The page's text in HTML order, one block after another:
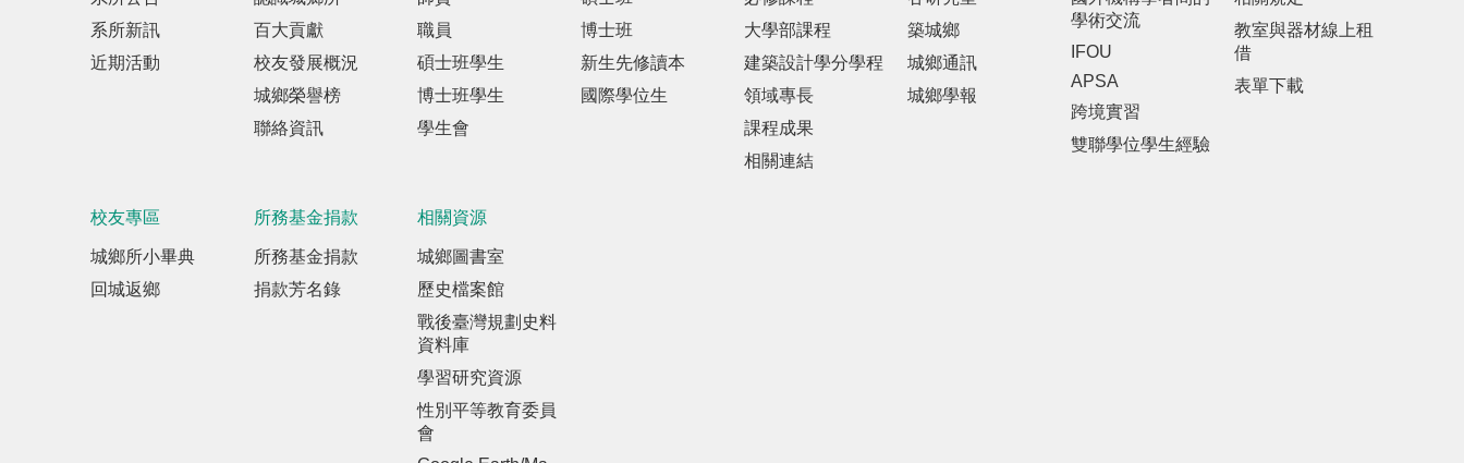
系所新訊
近期活動
百大貢獻
校友發展概況
城鄉榮譽榜
聯絡資訊
職員
碩士班學生
博士班學生
學生會
博士班
新生先修讀本
國際學位生
大學部課程
建築設計學分學程
領域專長
課程成果
相關連結
築城鄉
城鄉通訊
城鄉學報
學術交流
IFOU
APSA
跨境實習
雙聯學位學生經驗
教室與器材線上租
借
表單下載
校友專區
城鄉所小畢典
回城返鄉
所務基金捐款
所務基金捐款
捐款芳名錄
相關資源
城鄉圖書室
歷史檔案館
戰後臺灣規劃史料
資料庫
學習研究資源
性別平等教育委員
會